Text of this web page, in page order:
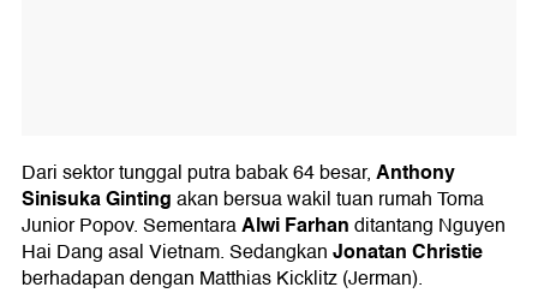
Dari sektor tunggal putra babak 64 besar,Anthony
Sinisuka Gintingakan bersua wakil tuan rumah Toma
Junior Popov. SementaraAlwi Farhanditantang Nguyen
Hai Dang asal Vietnam. SedangkanJonatan Christie
berhadapan dengan Matthias Kicklitz (Jerman).